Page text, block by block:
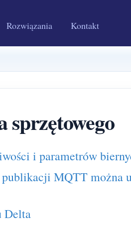
Rozwiązania Kontakt
sprzętowego
i parametrów
MQTT można
Delta